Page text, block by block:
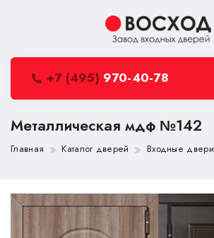
+7 (495) 970-40-78
Металлическая мдф №142
Главная Каталог дверей Входные